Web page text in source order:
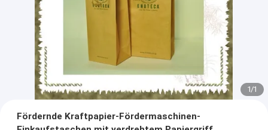
1/1
Fördernde Kraftpapier-Fördermaschinen-